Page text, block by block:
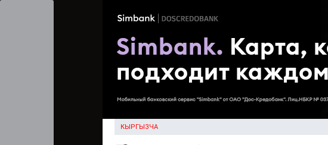
КЫРГЫЗЧА